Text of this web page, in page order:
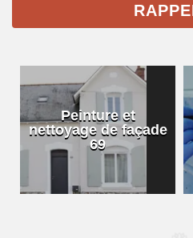
Peinture et
nettoyage de façade
69